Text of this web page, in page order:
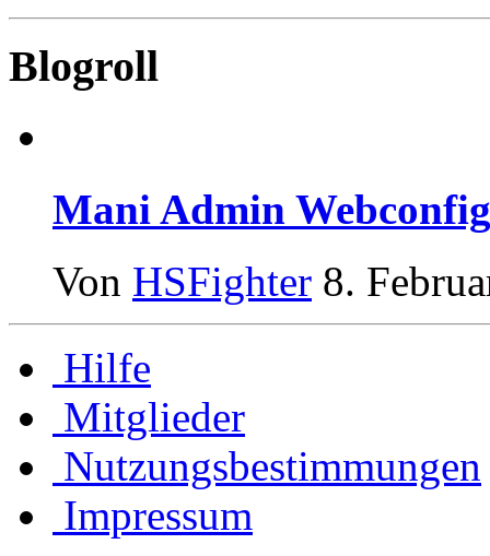
Blogroll
Mani Admin
Von HSFighter 8.
Hilfe
Mitglieder
Nutzungsbestimmungen
Impressum